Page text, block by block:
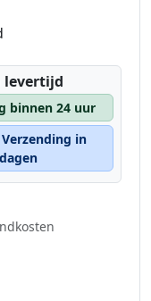
levertijd
binnen 24 uur
in